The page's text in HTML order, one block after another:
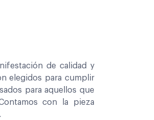
de calidad y
elegidos para cumplir
para aquellos que
con la pieza